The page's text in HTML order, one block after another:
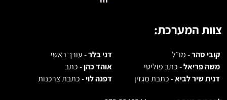
צוות המערכת:
קובי סהר -מו״ל דני בלר -עורך ראשי
משה פריאל -כתב פוליטי אוהד כהן -כתב
דנית שיר לביא -כתבת מגזין דפנה לוי -כתבת צרכנות